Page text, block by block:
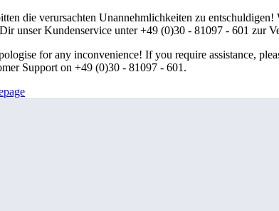
die verursachten Unannehmlichkeiten zu
unser Kundenservice unter +49 (0)30 - 81097 - 601 zur
for any inconvenience! If you require assistance,
Support on +49 (0)30 - 81097 - 601.